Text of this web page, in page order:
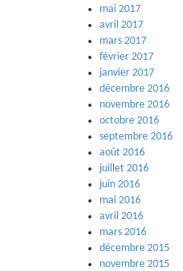
mai 2017
avril 2017
mars 2017
février 2017
janvier 2017
décembre 2016
novembre 2016
octobre 2016
septembre 2016
août 2016
juillet 2016
juin 2016
mai 2016
avril 2016
mars 2016
décembre 2015
novembre 2015